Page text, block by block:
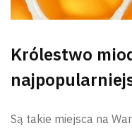
Królestwo
Są takie miejsca na